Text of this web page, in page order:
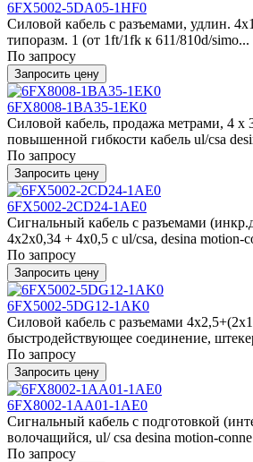
6FX5002-5DA05-1HF0
Силовой кабель с разъемами, удлин.
типоразм. 1 (от 1ft/1fk к 611/810d/simo...
По запросу
Запросить цену
6FX8008-1BA35-1EK0
Силовой кабель, продажа метрами, 4 x
повышенной гибкости кабель ul/csa
По запросу
Запросить цену
6FX5002-2CD24-1AE0
Сигнальный кабель с разъемами
4x2x0,34 + 4x0,5 c ul/csa, desina motion-
По запросу
Запросить цену
6FX5002-5DG12-1AK0
Силовой кабель с разъемами
быстродействующее соединение,
По запросу
Запросить цену
6FX8002-1AA01-1AE0
Сигнальный кабель с подготовкой
волочащийся, ul/ csa desina motion-
По запросу